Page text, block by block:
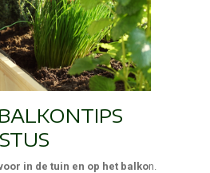
in de tuin en op het balkon.